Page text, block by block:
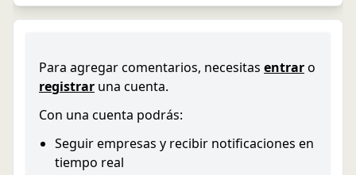
Para agregar comentarios, necesitas entraro
registrar una cuenta.
Con una cuenta podrás:
Seguir empresas y recibir notificaciones en
tiempo real